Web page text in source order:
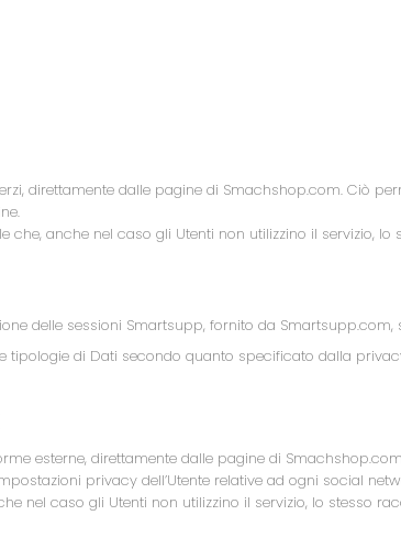
direttamente dalle pagine di Smachshop.com. Ciò
anche nel caso gli Utenti non utilizzino il servizio,
delle sessioni Smartsupp, fornito da Smartsupp.com,
tipologie di Dati secondo quanto specificato dalla
esterne, direttamente dalle pagine di
privacy dell’Utente relative ad ogni social
nel caso gli Utenti non utilizzino il servizio, lo stesso